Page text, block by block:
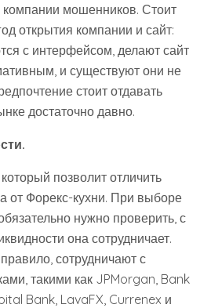
компании мошенников. Стоит
открытия компании и сайт:
с интерфейсом, делают сайт
и существуют они не
стоит отдавать
достаточно давно.
позволит отличить
от Форекс-кухни. При выборе
нужно проверить, с
она сотрудничает.
сотрудничают с
такими как JPMorgan, Bank
Bank, LavaFX, Currenex и